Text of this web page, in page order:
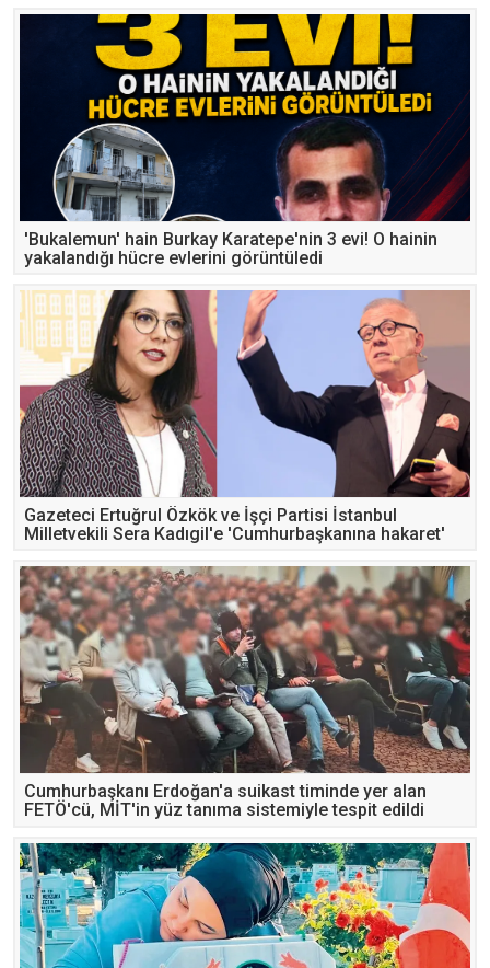
'Bukalemun' hain Burkay Karatepe'nin 3 evi! O hainin
yakalandığı hücre evlerini görüntüledi
Gazeteci Ertuğrul Özkök ve İşçi Partisi İstanbul
Milletvekili Sera Kadıgil'e 'Cumhurbaşkanına hakaret'
Cumhurbaşkanı Erdoğan'a suikast timinde yer alan
FETÖ'cü, MİT'in yüz tanıma sistemiyle tespit edildi